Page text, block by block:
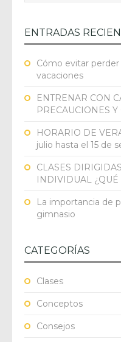
ENTRADAS
Cómo evitar
vacaciones
ENTRENAR CON
PRECAUCIONES Y
HORARIO DE
julio hasta el 15 de
CLASES
INDIVIDUAL ¿QUÉ
La importancia de
gimnasio
CATEGORÍAS
Clases
Conceptos
Consejos